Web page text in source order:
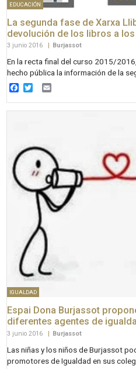
EDUCACIÓN
La segunda fase de Xarxa
devolución de los libros a
3 junio 2016 Burjassot
En la recta final del curso 2015/
hecho pública la información de la
Facebook
Twitter
IGUALDAD
Espai Dona Burjassot
diferentes agentes de
3 junio 2016 | Burjassot
Las niñas y los niños de Burjassot
promotores de Igualdad en sus